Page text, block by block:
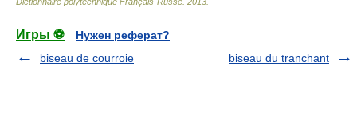
Игры ⚽
Нужен реферат?
biseau de courroie
biseau du tranchant